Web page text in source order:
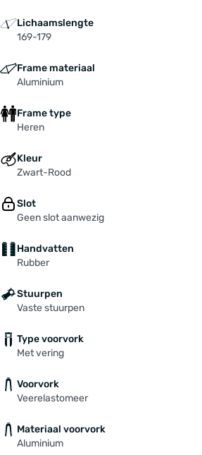
Lichaamslengte
169-179
Frame materiaal
Aluminium
Frame type
Heren
Kleur
Zwart-Rood
Slot
Geen slot aanwezig
Handvatten
Rubber
Stuurpen
Vaste stuurpen
Type voorvork
Met vering
Voorvork
Veerelastomeer
Materiaal voorvork
Aluminium